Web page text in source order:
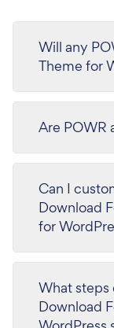
Will any
Theme for
Are POWR
Can I
Download
for
What steps
Download